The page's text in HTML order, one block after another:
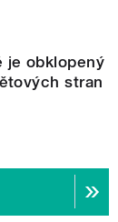
je obklopený
stran